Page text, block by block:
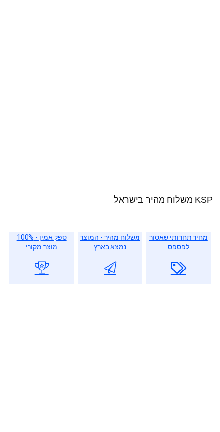
KSP משלוח מהיר בישראל
מחיר תחרותי שאסור
לפספס
משלוח מהיר - המוצר
נמצא בארץ
ספק אמין - 100%
מוצר מקורי